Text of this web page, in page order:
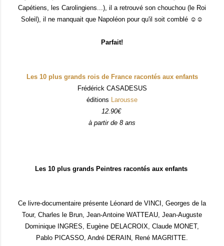
Capétiens, les Carolingiens...), il a retrouvé son chouchou (le Roi
Soleil), il ne manquait que Napoléon pour qu'il soit comblé ☺☺
Parfait!
Les 10 plus grands rois de France racontés aux enfants
Frédérick CASADESUS
éditions Larousse
12.90€
à partir de 8 ans
Les 10 plus grands Peintres racontés aux enfants
Ce livre-documentaire présente Léonard de VINCI, Georges de la
Tour, Charles le Brun, Jean-Antoine WATTEAU, Jean-Auguste
Dominique INGRES, Eugène DELACROIX, Claude MONET,
Pablo PICASSO, André DERAIN, René MAGRITTE.